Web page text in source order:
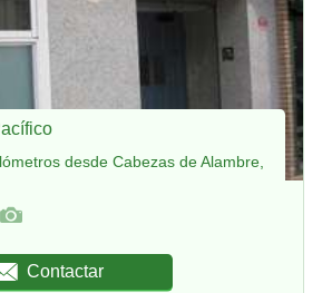
desde Cabezas de Alambre,
Contactar